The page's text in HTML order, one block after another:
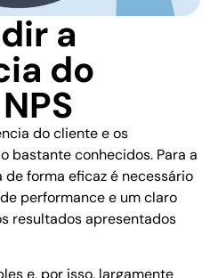
a
do
do cliente e os
bastante conhecidos. Para a
forma eficaz é necessário
performance e um claro
resultados apresentados